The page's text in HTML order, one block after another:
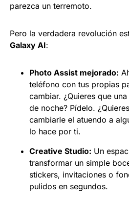
parezca un terremoto.
Pero la verdadera revolución
Galaxy AI:
Photo Assist mejorado:
teléfono con tus propias
cambiar. ¿Quieres que
de noche? Pídelo.
cambiarle el atuendo a
lo hace por ti.
Creative Studio: Un
transformar un simple
stickers, invitaciones o
pulidos en segundos.